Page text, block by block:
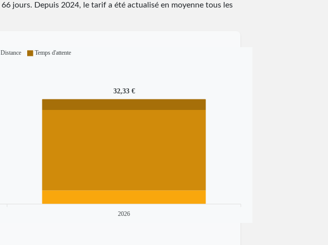
66jours. Depuis 2024, le tarif a été actualisé en moyenne tous les
32,33 €
2026
Distance Temps d'attente